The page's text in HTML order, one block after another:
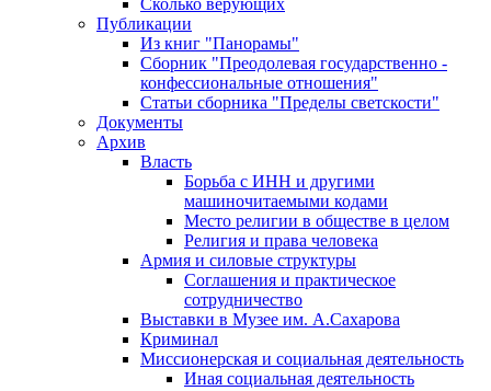
Сколько верующих
Публикации
Из книг "Панорамы"
Сборник "Преодолевая государственно -
конфессиональные отношения"
Статьи сборника "Пределы светскости"
Документы
Архив
Власть
Борьба с ИНН и другими
машиночитаемыми кодами
Место религии в обществе в целом
Религия и права человека
Армия и силовые структуры
Соглашения и практическое
сотрудничество
Выставки в Музее им. А.Сахарова
Криминал
Миссионерская и социальная деятельность
Иная социальная деятельность